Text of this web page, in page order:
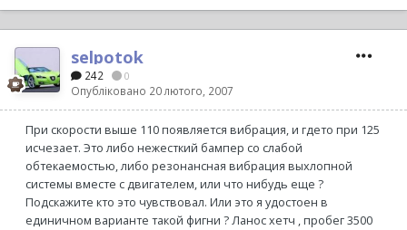
selpotok
242 0
Опубліковано 20 лютого, 2007
При скорости выше 110 появляется вибрация, и гдето при 125
исчезает. Это либо нежесткий бампер со слабой
обтекаемостью, либо резонансная вибрация выхлопной
системы вместе с двигателем, или что нибудь еще ?
Подскажите кто это чувствовал. Или это я удостоен в
единичном варианте такой фигни ? Ланос хетч , пробег 3500